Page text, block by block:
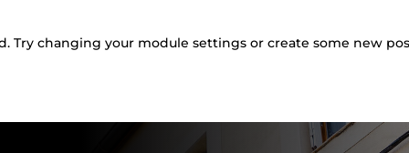
Try changing your module settings or create some new